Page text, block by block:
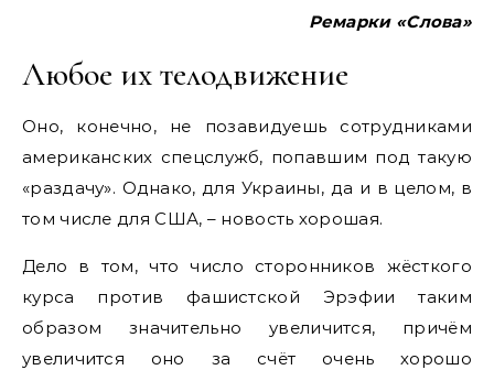
Ремарки «Слова»
Любое их телодвижение
Оно, конечно, не позавидуешь сотрудниками
американских спецслужб, попавшим под такую
«раздачу». Однако, для Украины, да и в целом, в
том числе для США, – новость хорошая.
Дело в том, что число сторонников жёсткого
курса против фашистской Эрэфии таким
образом значительно увеличится, причём
увеличится оно за счёт очень хорошо